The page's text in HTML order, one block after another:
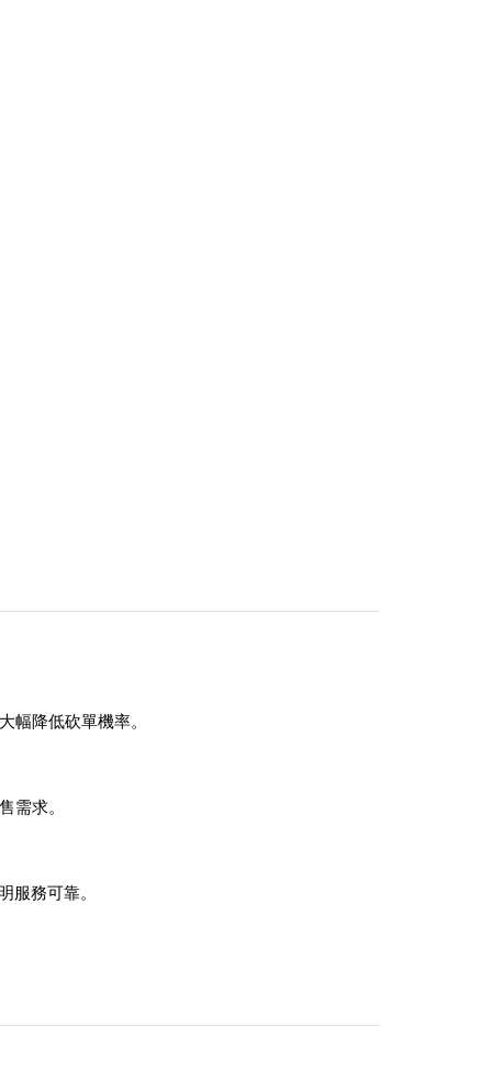
幅降低砍單機率。
需求。
務可靠。